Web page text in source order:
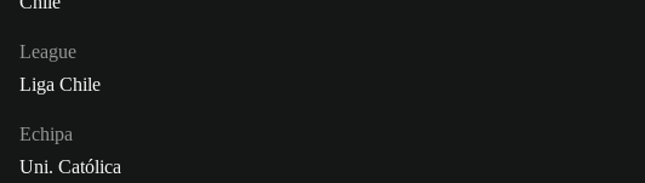
League
Liga Chile
Echipa
Uni. Católica